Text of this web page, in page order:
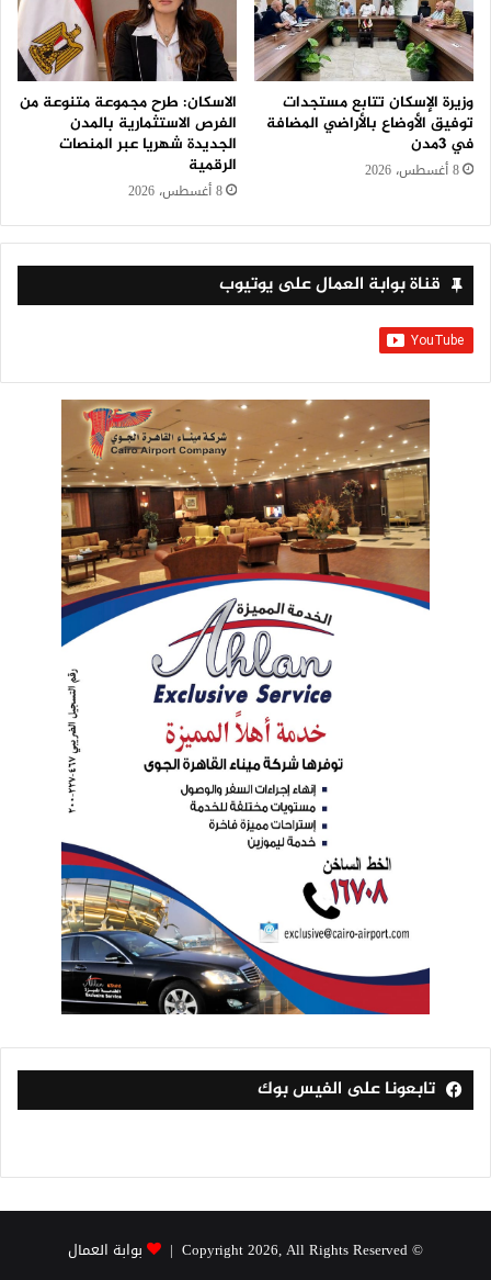
وزيرة الإسكان تتابع مستجدات
توفيق الأوضاع بالأراضي المضافة
في 3مدن
8 أغسطس، 2026
الاسكان: طرح مجموعة متنوعة من
الفرص الاستثمارية بالمدن
الجديدة شهريا عبر المنصات
الرقمية
8 أغسطس، 2026
قناة بوابة العمال على يوتيوب
تابعونا على الفيس بوك
© Copyright 2026, All Rights Reserved | بوابة العمال